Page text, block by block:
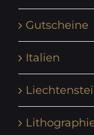
Gutscheine
Italien